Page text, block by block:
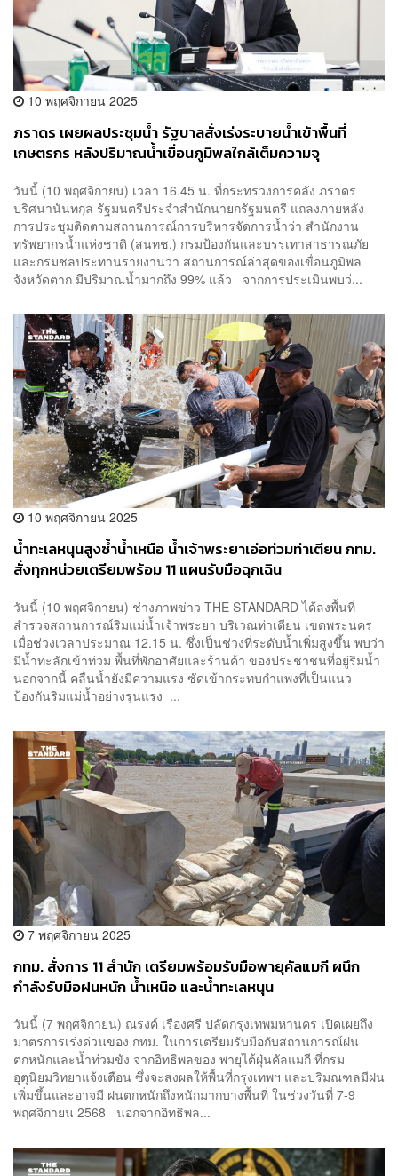
10 พฤศจิกายน 2025
ภราดร เผยผลประชุมน้ำ รัฐบาลสั่งเร่งระบายน้ำเข้าพื้นที่
เกษตรกร หลังปริมาณน้ำเขื่อนภูมิพลใกล้เต็มความจุ
วันนี้ (10 พฤศจิกายน) เวลา 16.45 น. ที่กระทรวงการคลัง ภราดร
ปริศนานันทกุล รัฐมนตรีประจำสำนักนายกรัฐมนตรี แถลงภายหลัง
การประชุมติดตามสถานการณ์การบริหารจัดการน้ำว่า สำนักงาน
ทรัพยากรน้ำแห่งชาติ (สนทช.) กรมป้องกันและบรรเทาสาธารณภัย
และกรมชลประทานรายงานว่า สถานการณ์ล่าสุดของเขื่อนภูมิพล
จังหวัดตาก มีปริมาณน้ำมากถึง 99% แล้ว จากการประเมินพบว่...
10 พฤศจิกายน 2025
น้ำทะเลหนุนสูงซ้ำน้ำเหนือ น้ำเจ้าพระยาเอ่อท่วมท่าเตียน กทม.
สั่งทุกหน่วยเตรียมพร้อม 11 แผนรับมือฉุกเฉิน
วันนี้ (10 พฤศจิกายน) ช่างภาพข่าว THE STANDARD ได้ลงพื้นที่
สำรวจสถานการณ์ริมแม่น้ำเจ้าพระยา บริเวณท่าเตียน เขตพระนคร
เมื่อช่วงเวลาประมาณ 12.15 น. ซึ่งเป็นช่วงที่ระดับน้ำเพิ่มสูงขึ้น พบว่า
มีน้ำทะลักเข้าท่วม พื้นที่พักอาศัยและร้านค้า ของประชาชนที่อยู่ริมน้ำ
นอกจากนี้ คลื่นน้ำยังมีความแรง ซัดเข้ากระทบกำแพงที่เป็นแนว
ป้องกันริมแม่น้ำอย่างรุนแรง ...
7 พฤศจิกายน 2025
กทม. สั่งการ 11 สำนัก เตรียมพร้อมรับมือพายุคัลแมกี ผนึก
กำลังรับมือฝนหนัก น้ำเหนือ และน้ำทะเลหนุน
วันนี้ (7 พฤศจิกายน) ณรงค์ เรืองศรี ปลัดกรุงเทพมหานคร เปิดเผยถึง
มาตรการเร่งด่วนของ กทม. ในการเตรียมรับมือกับสถานการณ์ฝน
ตกหนักและน้ำท่วมขัง จากอิทธิพลของ พายุไต้ฝุ่นคัลแมกี ที่กรม
อุตุนิยมวิทยาแจ้งเตือน ซึ่งจะส่งผลให้พื้นที่กรุงเทพฯ และปริมณฑลมีฝน
เพิ่มขึ้นและอาจมี ฝนตกหนักถึงหนักมากบางพื้นที่ ในช่วงวันที่ 7-9
พฤศจิกายน 2568 นอกจากอิทธิพล...